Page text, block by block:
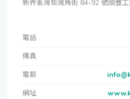
新界荃灣柴灣角街 84-92 號順豐
電話
傳真
電郵
網址